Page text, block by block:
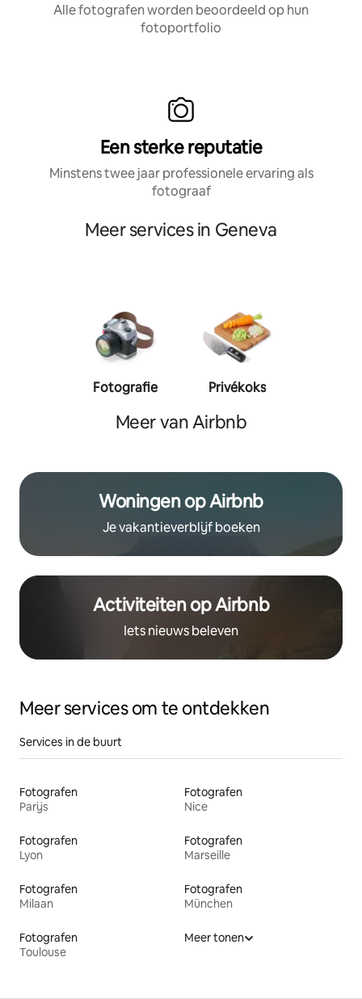
Alle fotografen worden beoordeeld op hun
fotoportfolio
Een sterke reputatie
Minstens twee jaar professionele ervaring als
fotograaf
Meer services in Geneva
Fotografie Privékoks
Meer van Airbnb
Woningen op Airbnb
Je vakantieverblijf boeken
Activiteiten op Airbnb
Iets nieuws beleven
Meer services om te ontdekken
Services in de buurt
Fotografen
Parijs
Fotografen
Nice
Fotografen
Lyon
Fotografen
Marseille
Fotografen
Milaan
Fotografen
München
Fotografen
Toulouse
Meer tonen